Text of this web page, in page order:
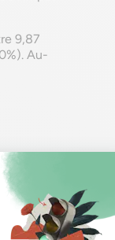
9,87
Au-
Les
des